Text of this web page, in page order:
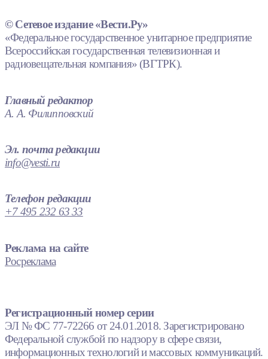
© Сетевое издание «Вести.Ру»
«Федеральное государственное унитарное предприятие
Всероссийская государственная телевизионная и
радиовещательная компания» (ВГТРК).
Главный редактор
А. А. Филипповский
Эл. почта редакции
info@vesti.ru
Телефон редакции
+7 495 232 63 33
Реклама на сайте
Росреклама
Регистрационный номер серии
ЭЛ № ФС 77-72266 от 24.01.2018. Зарегистрировано
Федеральной службой по надзору в сфере связи,
информационных технологий и массовых коммуникаций.